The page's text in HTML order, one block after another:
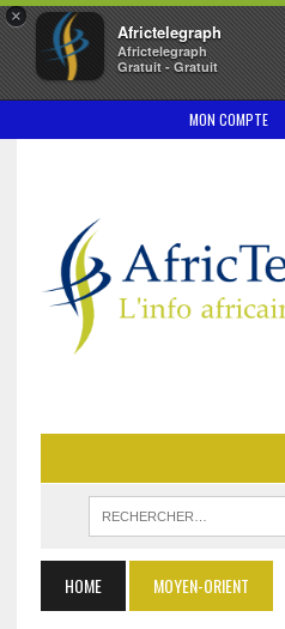
×
Africtelegraph
Africtelegraph
Gratuit - Gratuit
MON COMPTE
HOME MOYEN-ORIENT